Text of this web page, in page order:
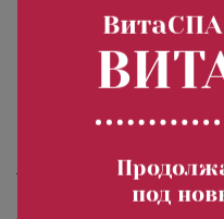
Повышенная
Инфекционное
Уход за кожей
ВитаСПА
под